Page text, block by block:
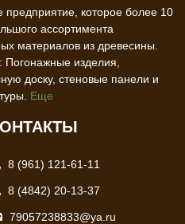
предприятие, которое более 10
ассортимента
материалов из древесины.
изделия,
доску, стеновые панели и
Еще
8 (961) 121-61-11
8 (4842) 20-13-37
79057238833@ya.ru